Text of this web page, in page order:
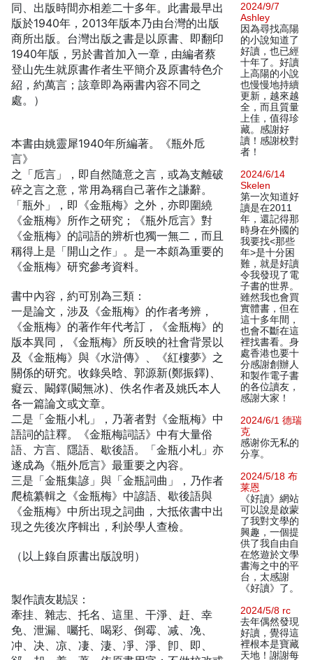
同、出版時間亦相差二十多年。此書最早出
版於1940年，2013年版本乃由台灣的出版
商所出版。台灣出版之書是以原書、即翻印
1940年版，另於書首加入一章，由編者蔡
登山先生就原書作者生平簡介及原書特色介
紹，約萬言；該章即為兩書內容不同之
處。）
本書由姚靈犀1940年所編著。《瓶外卮
言》
之「卮言」，即自然隨意之言，或為支離破
碎之言之意，常用為稱自己著作之謙辭。
「瓶外」，即《金瓶梅》之外，亦即圍繞
《金瓶梅》所作之研究；《瓶外卮言》對
《金瓶梅》的詞語的辨析也獨一無二，而且
稱得上是「開山之作」。是一本頗為重要的
《金瓶梅》研究參考資料。
書中內容，約可別為三類：
一是論文，涉及《金瓶梅》的作者考辨，
《金瓶梅》的著作年代考訂，《金瓶梅》的
版本異同，《金瓶梅》所反映的社會背景以
及《金瓶梅》與《水滸傳》、《紅樓夢》之
關係的研究。收錄吳晗、郭源新(鄭振鐸)、
癡云、闞鐸(闞無冰)、佚名作者及姚氏本人
各一篇論文或文章。
二是「金瓶小札」，乃著者對《金瓶梅》中
語詞的註釋。《金瓶梅詞話》中有大量俗
語、方言、隱語、歇後語。「金瓶小札」亦
遂成為《瓶外卮言》最重要之內容。
三是「金瓶集諺」與「金瓶詞曲」，乃作者
爬梳纂輯之《金瓶梅》中諺語、歇後語與
《金瓶梅》中所出現之詞曲，大抵依書中出
現之先後次序輯出，利於學人查檢。
（以上錄自原書出版說明）
製作讀友勘誤：
牽挂、雜志、托名、這里、干淨、赶、幸
免、泄漏、囑托、喝彩、倒霉、减、凂、
冲、决、凉、凄、淒、凈、淨、卽、即、
2024/9/7
Ashley
因為尋找高陽
的小說知道了
好讀，也已經
十年了。好讀
上高陽的小說
也慢慢地持續
更新，越來越
全，而且質量
上佳，值得珍
藏。感謝好
讀！感謝校對
者！
2024/6/14
Skelen
第一次知道好
讀是在2011
年，還記得那
時身在外國的
我要找<那些
年>是十分困
難，就是好讀
令我發現了電
子書的世界。
雖然我也會買
實體書，但在
這十多年間，
也會不斷在這
裡找書看。身
處香港也要十
分感謝創辦人
和製作電子書
的各位讀友，
感謝大家！
2024/6/1 德瑞
克
感谢你无私的
分享。
2024/5/18 布
莱恩
《好讀》網站
可以說是啟蒙
了我對文學的
興趣，一個提
供了我自由自
在悠遊於文學
書海之中的平
台，太感謝
《好讀》了。
2024/5/8 rc
去年偶然發現
好讀，覺得這
裡根本是寶藏
天地！謝謝每